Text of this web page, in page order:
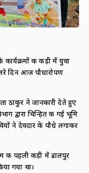
की कड़ी में युवा
दिन आज पौधारोपण
ठाकुर ने जानकारी देते हुए
द्वारा चिन्हित की गई भूमि
ने देवदार के पौधे लगाकर
की पहली कड़ी में ढालपुर
गया था।